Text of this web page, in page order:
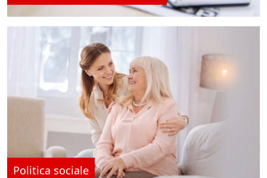
Politica sociale